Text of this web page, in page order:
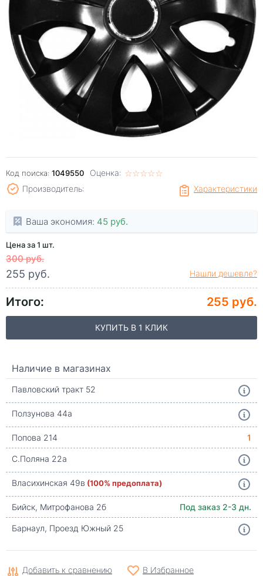
Код поиска: 1049550 Оценка: ☆☆☆☆☆
★★★★★
Характеристики
Производитель:
Ваша экономия: 45 руб.
Цена за 1 шт.
300 руб.
255 руб. Нашли дешевле?
Итого: 255 руб.
КУПИТЬ В 1 КЛИК
Наличие в магазинах
Павловский тракт 52
Ползунова 44а
Попова 214
1
С.Поляна 22а
Власихинская 49в (100% предоплата)
Бийск, Митрофанова 2б
Под заказ 2-3 дн.
Барнаул, Проезд Южный 25
Добавить к сравнению В Избранное